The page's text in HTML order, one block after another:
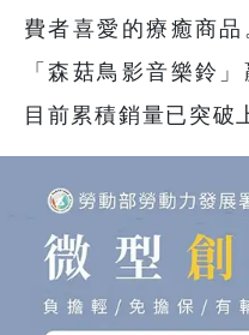
費者喜愛的療癒商品
「森菇鳥影音樂鈴
目前累積銷量已突破